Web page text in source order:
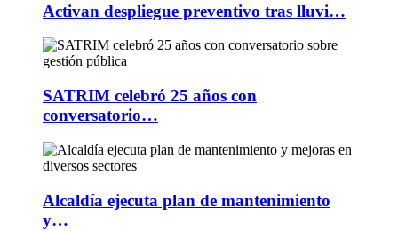
Activan despliegue preventivo tras lluvi…
SATRIM celebró 25 años con
conversatorio…
Alcaldía ejecuta plan de mantenimiento
y…